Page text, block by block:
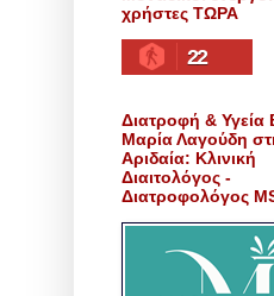
χρήστες ΤΩΡΑ
22
Διατροφή & Υγεία
Μαρία Λαγούδη
Αριδαία: Κλινική
Διαιτολόγος -
Διατροφολόγος